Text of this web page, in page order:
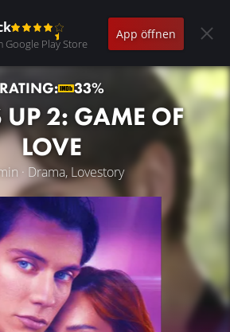
Google Play Store
App öffnen
RATING: 33%
UP 2: GAME OF
LOVE
· Drama, Lovestory